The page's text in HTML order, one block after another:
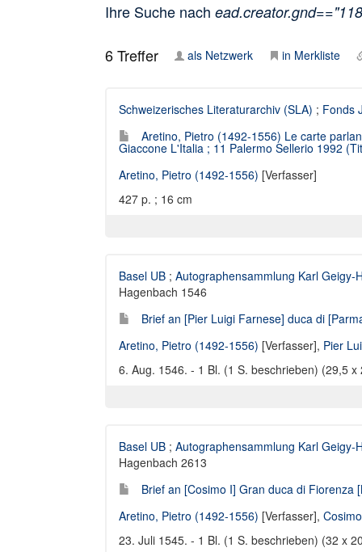
Ihre Suche nach
6Treffer als Netzwerk in Merkliste
Schweizerisches Literaturarchiv (SLA) ; Fonds
Aretino, Pietro (1492-1556) Le carte
Giaccone L'Italia ; 11 Palermo Sellerio 1992
Aretino, Pietro (1492-1556) [Verfasser]
427 p. ; 16 cm
Basel UB ; Autographensammlung Karl Geigy-
Hagenbach 1546
Brief an [Pier Luigi Farnese] duca di
Aretino, Pietro (1492-1556) [Verfasser], Pier
6. Aug. 1546. - 1 Bl. (1 S. beschrieben) (29,5 x
Basel UB ; Autographensammlung Karl Geigy-
Hagenbach 2613
Brief an [Cosimo I] Gran duca di Fiorenza
Aretino, Pietro (1492-1556) [Verfasser],
23. Juli 1545. - 1 Bl. (1 S. beschrieben) (32 x